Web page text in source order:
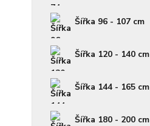
Šířka 96 - 107 cm
Šířka 120 - 140 cm
Šířka 144 - 165 cm
Šířka 180 - 200 cm